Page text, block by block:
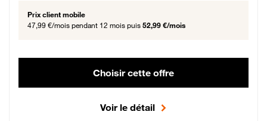
Prix client mobile
47,99 €/mois pendant 12 mois puis 52,99 €/mois
Choisir cette offre
Voir le détail